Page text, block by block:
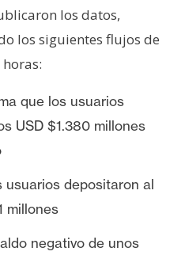
los datos,
los siguientes flujos de
que los usuarios
USD $1.380 millones
usuarios depositaron al
millones
negativo de unos